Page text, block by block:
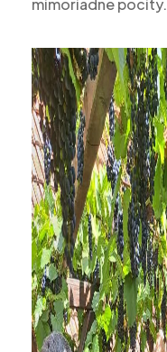
mimoriadne pocity.